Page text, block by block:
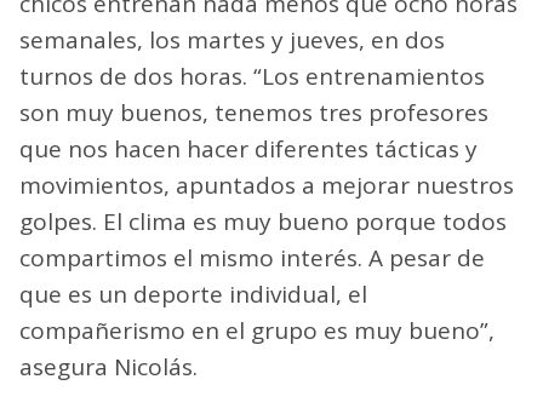
semanales, los martes y jueves, en dos
turnos de dos horas. “Los entrenamientos
son muy buenos, tenemos tres profesores
que nos hacen hacer diferentes tácticas y
movimientos, apuntados a mejorar nuestros
golpes. El clima es muy bueno porque todos
compartimos el mismo interés. A pesar de
que es un deporte individual, el
compañerismo en el grupo es muy bueno”,
asegura Nicolás.